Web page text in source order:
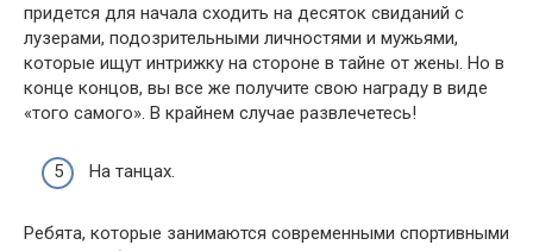
придется для начала сходить на десяток свиданий с
лузерами, подозрительными личностями и мужьями,
которые ищут интрижку на стороне в тайне от жены. Но в
конце концов, вы все же получите свою награду в виде
«того самого». В крайнем случае развлечетесь!
На танцах.
Ребята, которые занимаются современными спортивными